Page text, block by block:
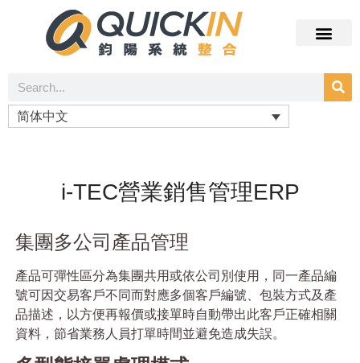
简体中文
i-TEC營業銷售管理ERP
集團多公司產品管理
產品可彈性區分為集團共用或依公司別使用，同一產品編
號可因交易客戶不同而對應多個客戶編號、包裝方式及產
品描述，以方便再報價或接單時自動帶出此客戶正確相關
資料，節省業務人員打單時間並避免造成失誤。